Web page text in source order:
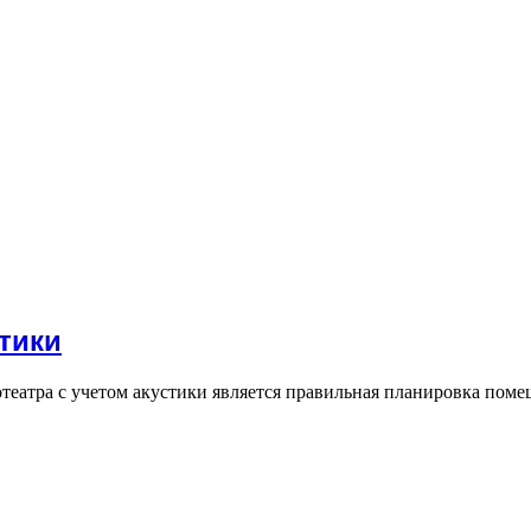
с учетом акустики является правильная планировка